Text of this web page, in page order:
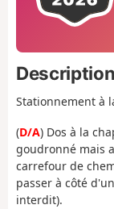
Stationnement à
(D/A) Dos à la
goudronné mais
carrefour de
passer à côté
interdit).